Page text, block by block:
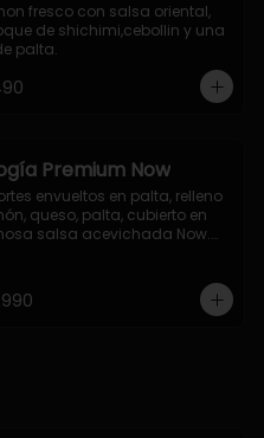
fresco con salsa oriental,
de shichimi,cebollin y una
palta.
Premium Now
envueltos en palta, relleno
queso, palta, cubierto en
salsa acevichada Now.
cubierto con topping de
de la casa flambeado.